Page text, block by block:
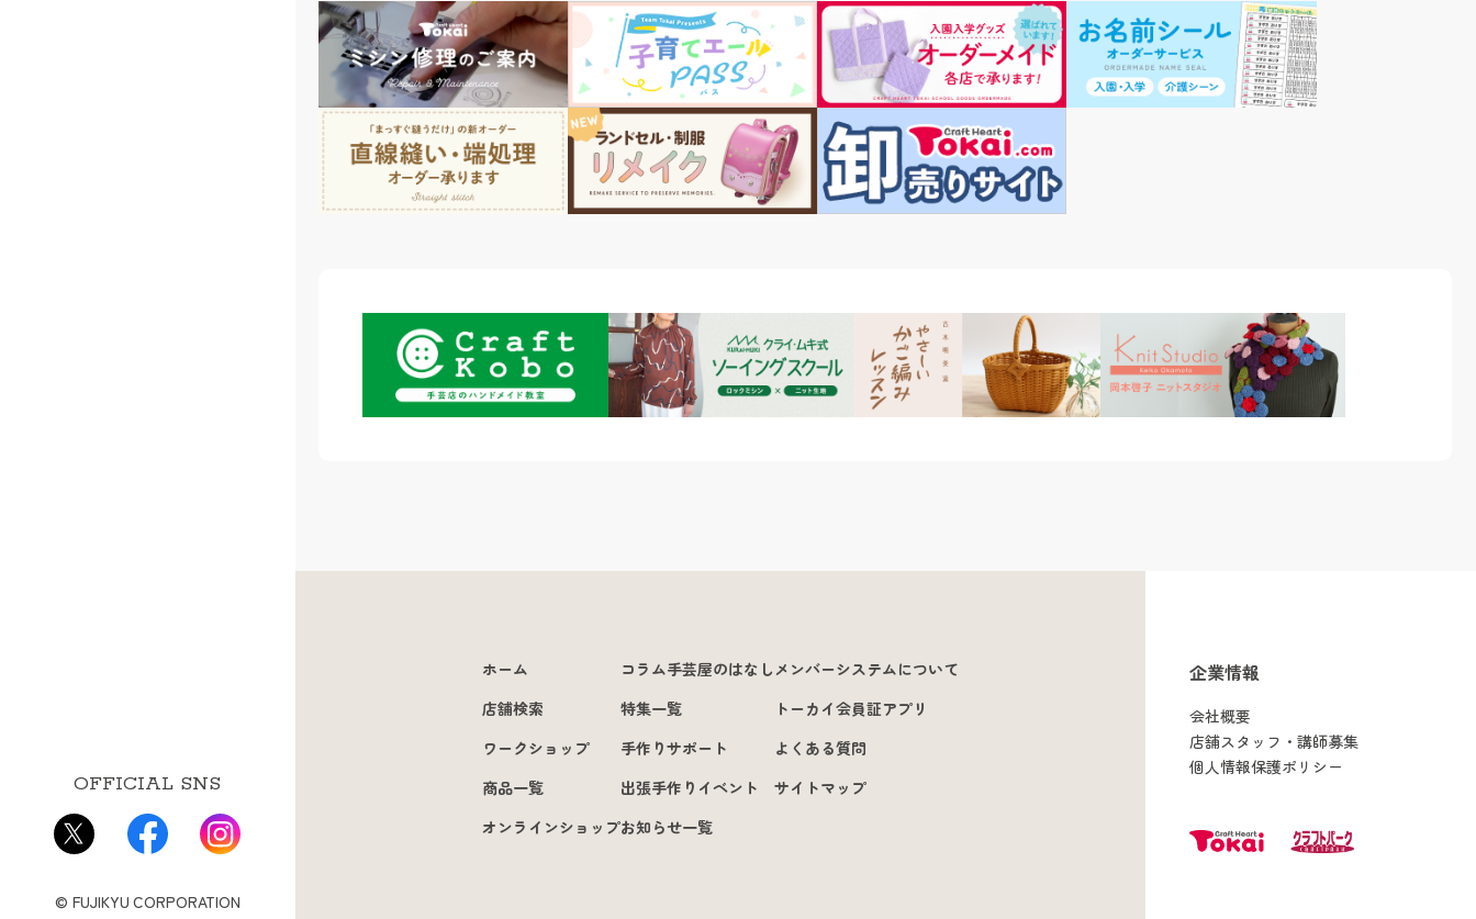
OFFICIAL SNS
© FUJIKYU CORPORATION
ホーム
店舗検索
ワークショップ
商品一覧
オンラインショップ
コラム手芸屋のはなし
特集一覧
手作りサポート
出張手作りイベント
お知らせ一覧
メンバーシステムについて
トーカイ会員証アプリ
よくある質問
サイトマップ
企業情報
会社概要
店舗スタッフ・講師募集
個人情報保護ポリシー